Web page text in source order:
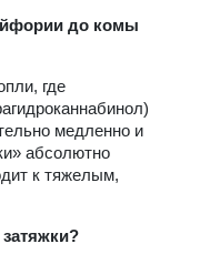
до комы
где
медленно и
абсолютно
к тяжелым,